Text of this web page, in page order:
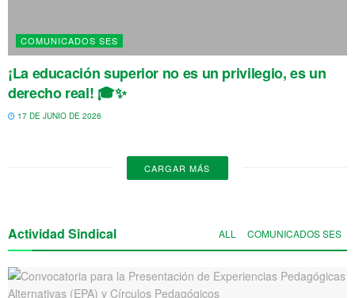
COMUNICADOS SES
¡La educación superior no es un privilegio, es un
derecho real! 🎓✨
17 DE JUNIO DE 2026
CARGAR MÁS
Actividad Sindical ALL COMUNICADOS SES